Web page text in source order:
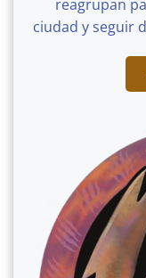
reagrupan
ciudad y seguir